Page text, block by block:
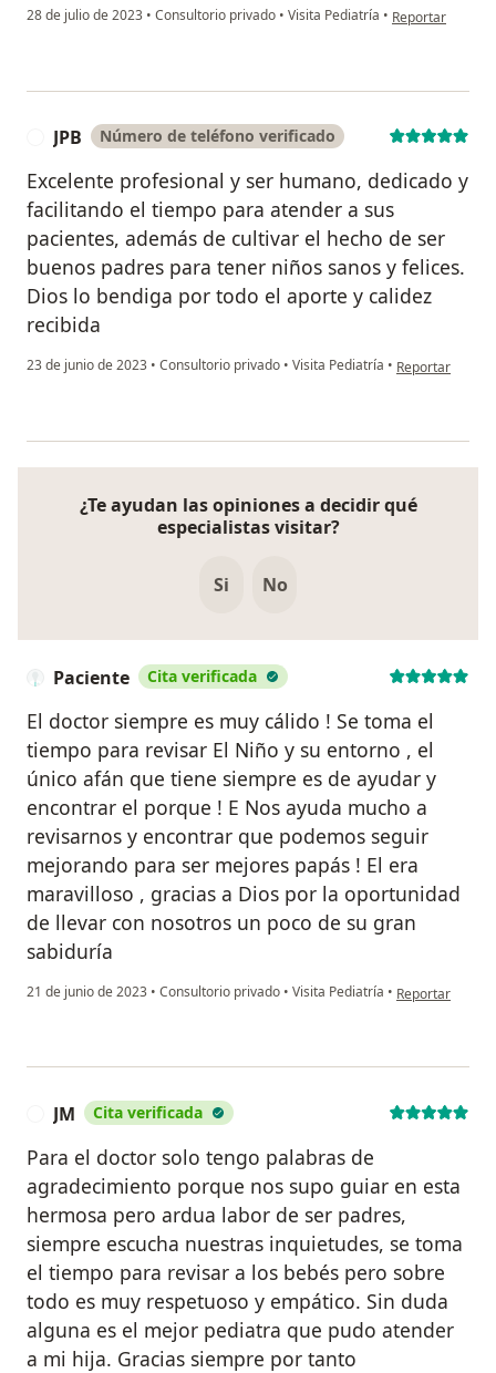
28 de julio de 2023 • Consultorio privado • Visita Pediatría • en opinión del
Reportar
JPB Número de teléfono verificado
Excelente profesional y ser humano, dedicado y
facilitando el tiempo para atender a sus
pacientes, además de cultivar el hecho de ser
buenos padres para tener niños sanos y felices.
Dios lo bendiga por todo el aporte y calidez
recibida
23 de junio de 2023 • Consultorio privado • Visita Pediatría • en opinión del
Reportar
¿Te ayudan las opiniones a decidir qué
especialistas visitar?
Si No
Paciente Cita verificada
El doctor siempre es muy cálido ! Se toma el
tiempo para revisar El Niño y su entorno , el
único afán que tiene siempre es de ayudar y
encontrar el porque ! E Nos ayuda mucho a
revisarnos y encontrar que podemos seguir
mejorando para ser mejores papás ! El era
maravilloso , gracias a Dios por la oportunidad
de llevar con nosotros un poco de su gran
sabiduría
21 de junio de 2023 • Consultorio privado • Visita Pediatría • en opinión del
Reportar
JM Cita verificada
Para el doctor solo tengo palabras de
agradecimiento porque nos supo guiar en esta
hermosa pero ardua labor de ser padres,
siempre escucha nuestras inquietudes, se toma
el tiempo para revisar a los bebés pero sobre
todo es muy respetuoso y empático. Sin duda
alguna es el mejor pediatra que pudo atender
a mi hija. Gracias siempre por tanto